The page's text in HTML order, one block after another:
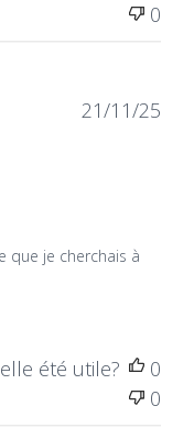
0
que je cherchais à
21/11/25
été utile?
0
0